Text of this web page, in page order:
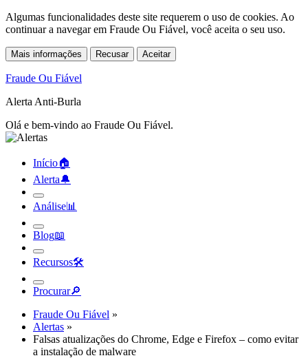
Algumas funcionalidades deste site requerem o uso de cookies. Ao
continuar a navegar em Fraude Ou Fiável, você aceita o seu uso.
Mais informações Recusar Aceitar
Fraude Ou Fiável
Alerta Anti-Burla
Olá e bem-vindo ao Fraude Ou Fiável.
Início🏠︎
Alerta🔔︎
Análise📊︎
Blog📖︎
Recursos🛠︎
Procurar🔎︎
Fraude Ou Fiável »
Alertas »
Falsas atualizações do Chrome, Edge e Firefox – como evitar
a instalação de malware